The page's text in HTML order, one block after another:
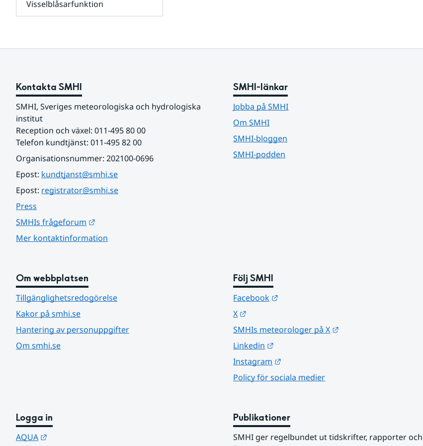
och
för
Visselblåsarfunktion
Kontakta SMHI
SMHI, Sveriges meteorologiska och hydrologiska
institut
Reception och växel: 011-495 80 00
Telefon kundtjänst: 011-495 82 00
Organisationsnummer: 202100-0696
Epost: kundtjanst@smhi.se
Epost: registrator@smhi.se
Press
SMHIs frågeforum
Mer kontaktinformation
SMHI-länkar
Jobba på SMHI
Om SMHI
SMHI-bloggen
SMHI-podden
Om webbplatsen
Tillgänglighetsredogörelse
Kakor på smhi.se
Hantering av personuppgifter
Om smhi.se
Följ SMHI
Facebook
X
SMHIs meteorologer på X
Linkedin
Instagram
Policy för sociala medier
Logga in
AQUA
Publikationer
SMHI ger regelbundet ut tidskrifter, rapporter och